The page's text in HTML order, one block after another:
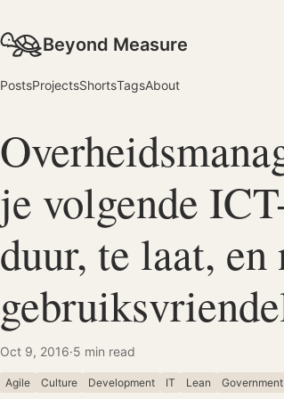
Beyond Measure
PostsProjectsShortsTagsAbout
je volgende
duur, te laat, en
Oct 9, 2016·5 min read
Agile Culture Development IT Lean Government